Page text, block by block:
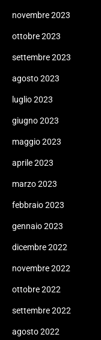
novembre 2023
ottobre 2023
settembre 2023
agosto 2023
luglio 2023
giugno 2023
maggio 2023
aprile 2023
marzo 2023
febbraio 2023
gennaio 2023
dicembre 2022
novembre 2022
ottobre 2022
settembre 2022
agosto 2022